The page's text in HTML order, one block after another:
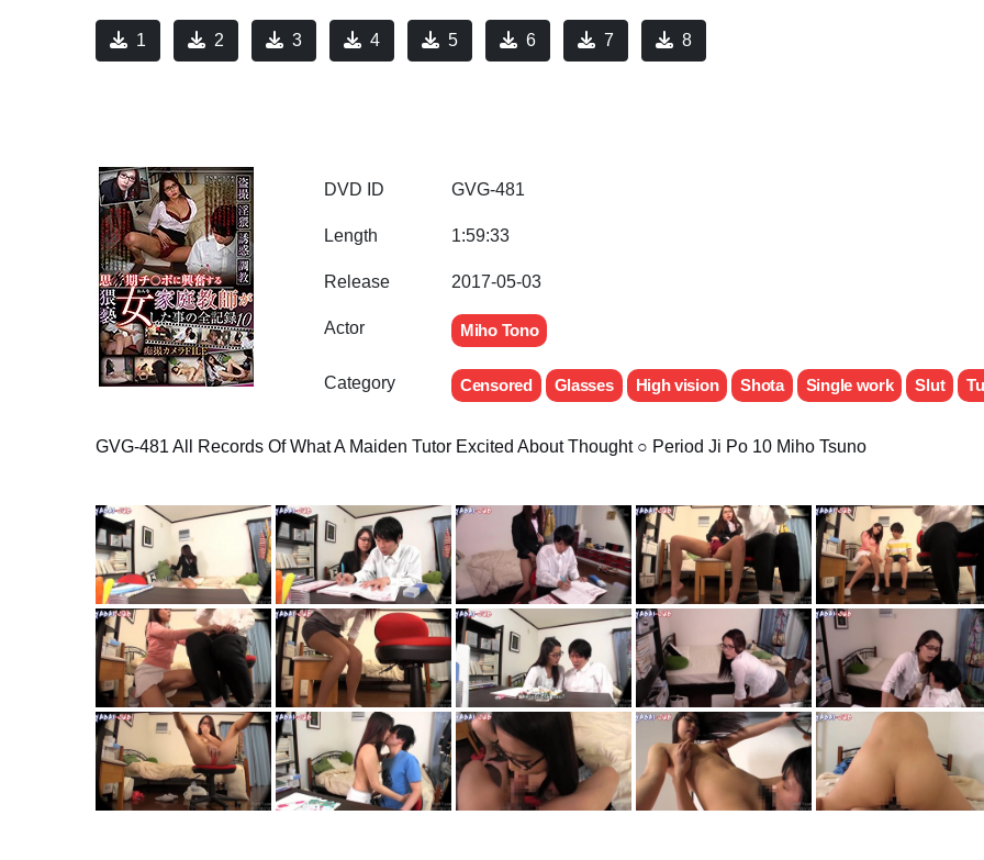
1 2 3 4 5 6 7 8
DVD ID GVG-481
Length 1:59:33
Release 2017-05-03
Actor Miho Tono
Category Censored Glasses High vision Shota Single work Slut
GVG-481 All Records Of What A Maiden Tutor Excited About Thought ○ Period Ji Po 10 Miho Tsuno